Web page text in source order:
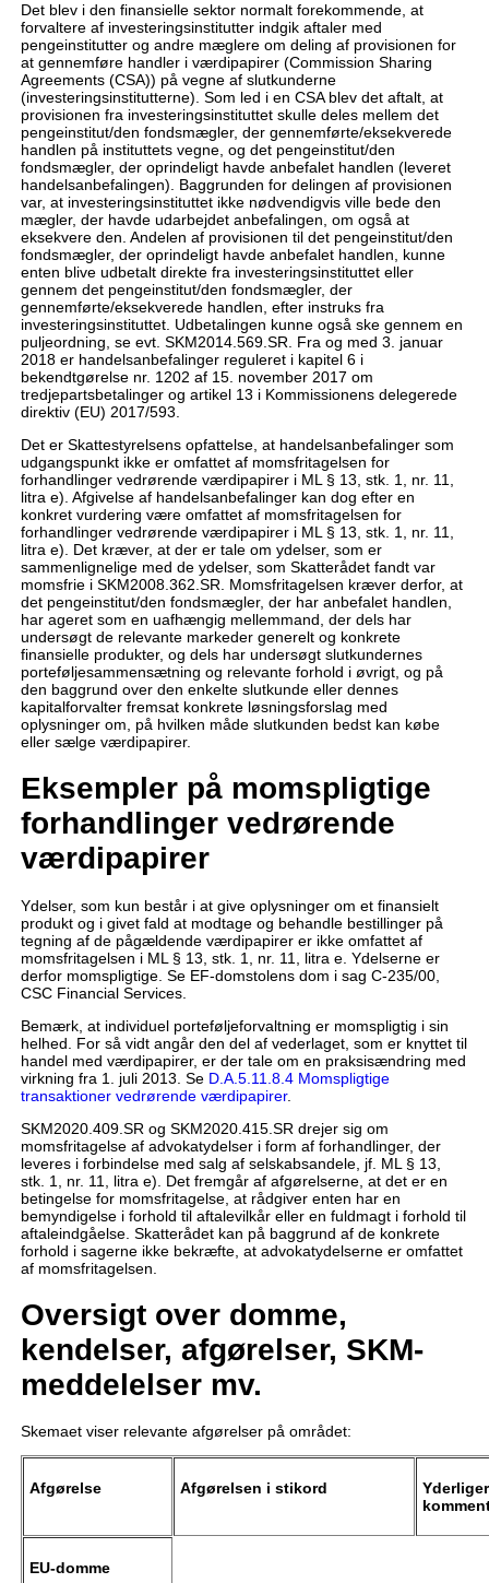
Det blev i den finansielle sektor normalt forekommende, at
forvaltere af investeringsinstitutter indgik aftaler med
pengeinstitutter og andre mæglere om deling af provisionen for
at gennemføre handler i værdipapirer (Commission Sharing
Agreements (CSA)) på vegne af slutkunderne
(investeringsinstitutterne). Som led i en CSA blev det aftalt, at
provisionen fra investeringsinstituttet skulle deles mellem det
pengeinstitut/den fondsmægler, der gennemførte/eksekverede
handlen på instituttets vegne, og det pengeinstitut/den
fondsmægler, der oprindeligt havde anbefalet handlen (leveret
handelsanbefalingen). Baggrunden for delingen af provisionen
var, at investeringsinstituttet ikke nødvendigvis ville bede den
mægler, der havde udarbejdet anbefalingen, om også at
eksekvere den. Andelen af provisionen til det pengeinstitut/den
fondsmægler, der oprindeligt havde anbefalet handlen, kunne
enten blive udbetalt direkte fra investeringsinstituttet eller
gennem det pengeinstitut/den fondsmægler, der
gennemførte/eksekverede handlen, efter instruks fra
investeringsinstituttet. Udbetalingen kunne også ske gennem en
puljeordning, se evt. SKM2014.569.SR. Fra og med 3. januar
2018 er handelsanbefalinger reguleret i kapitel 6 i
bekendtgørelse nr. 1202 af 15. november 2017 om
tredjepartsbetalinger og artikel 13 i Kommissionens delegerede
direktiv (EU) 2017/593.
Det er Skattestyrelsens opfattelse, at handelsanbefalinger som
udgangspunkt ikke er omfattet af momsfritagelsen for
forhandlinger vedrørende værdipapirer i ML § 13, stk. 1, nr. 11,
litra e). Afgivelse af handelsanbefalinger kan dog efter en
konkret vurdering være omfattet af momsfritagelsen for
forhandlinger vedrørende værdipapirer i ML § 13, stk. 1, nr. 11,
litra e). Det kræver, at der er tale om ydelser, som er
sammenlignelige med de ydelser, som Skatterådet fandt var
momsfrie i SKM2008.362.SR. Momsfritagelsen kræver derfor, at
det pengeinstitut/den fondsmægler, der har anbefalet handlen,
har ageret som en uafhængig mellemmand, der dels har
undersøgt de relevante markeder generelt og konkrete
finansielle produkter, og dels har undersøgt slutkundernes
porteføljesammensætning og relevante forhold i øvrigt, og på
den baggrund over den enkelte slutkunde eller dennes
kapitalforvalter fremsat konkrete løsningsforslag med
oplysninger om, på hvilken måde slutkunden bedst kan købe
eller sælge værdipapirer.
Eksempler på momspligtige
forhandlinger vedrørende
værdipapirer
Ydelser, som kun består i at give oplysninger om et finansielt
produkt og i givet fald at modtage og behandle bestillinger på
tegning af de pågældende værdipapirer er ikke omfattet af
momsfritagelsen i ML § 13, stk. 1, nr. 11, litra e. Ydelserne er
derfor momspligtige. Se EF-domstolens dom i sag C-235/00,
CSC Financial Services.
Bemærk, at individuel porteføljeforvaltning er momspligtig i sin
helhed. For så vidt angår den del af vederlaget, som er knyttet til
handel med værdipapirer, er der tale om en praksisændring med
virkning fra 1. juli 2013. Se D.A.5.11.8.4 Momspligtige
transaktioner vedrørende værdipapirer.
SKM2020.409.SR og SKM2020.415.SR drejer sig om
momsfritagelse af advokatydelser i form af forhandlinger, der
leveres i forbindelse med salg af selskabsandele, jf. ML § 13,
stk. 1, nr. 11, litra e). Det fremgår af afgørelserne, at det er en
betingelse for momsfritagelse, at rådgiver enten har en
bemyndigelse i forhold til aftalevilkår eller en fuldmagt i forhold til
aftaleindgåelse. Skatterådet kan på baggrund af de konkrete
forhold i sagerne ikke bekræfte, at advokatydelserne er omfattet
af momsfritagelsen.
Oversigt over domme,
kendelser, afgørelser, SKM-
meddelelser mv.
Skemaet viser relevante afgørelser på området:
Afgørelse Afgørelsen i stikord
EU-domme